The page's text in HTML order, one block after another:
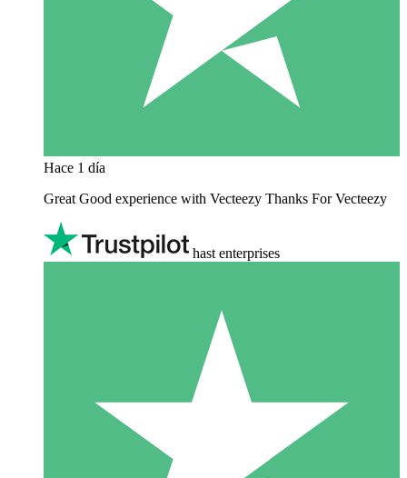
Hace 1 día
Great Good experience with Vecteezy Thanks For Vecteezy
hast enterprises